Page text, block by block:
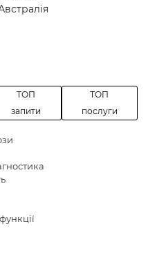
ТОП
запити
ТОП
послуги